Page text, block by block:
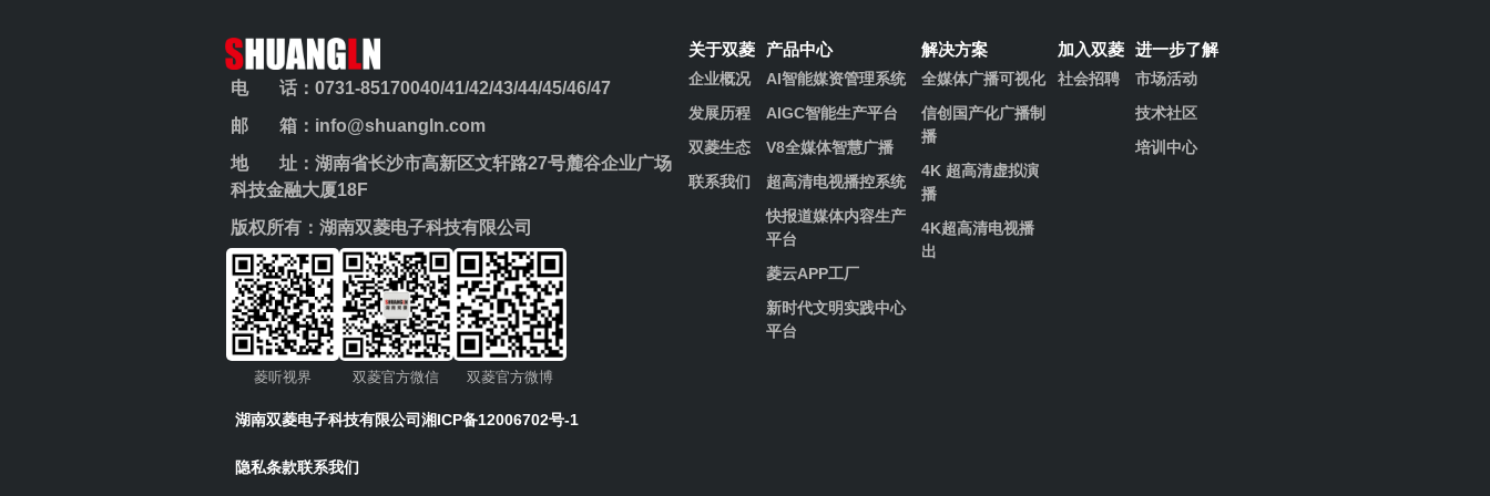
电 话：0731-85170040/41/42/43/44/45/46/47
邮 箱：info@shuangln.com
地 址：湖南省长沙市高新区文轩路27号麓谷企业广场
科技金融大厦18F
版权所有：湖南双菱电子科技有限公司
菱听视界 双菱官方微信 双菱官方微博
关于双菱
企业概况
发展历程​
双菱生态
联系我们
产品中心
AI智能媒资管理系统
AIGC智能生产平台
V8全媒体智慧广播
超高清电视播控系统
快报道媒体内容生产
平台
菱云APP工厂
新时代文明实践中心
平台
解决方案
全媒体广播可视化
信创国产化广播制
播
4K 超高清虚拟演
播
4K超高清电视播
出
加入双菱
社会招聘
进一步了解
市场活动
技术社区
培训中心
湖南双菱电子科技有限公司湘ICP备12006702号-1
隐私条款联系我们